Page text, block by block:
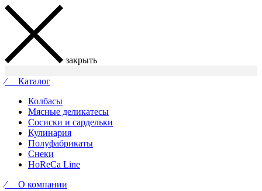
закрыть
⁄ Каталог
Колбасы
Мясные деликатесы
Сосиски и сардельки
Кулинария
Полуфабрикаты
Снеки
HoReCa Line
⁄ О компании